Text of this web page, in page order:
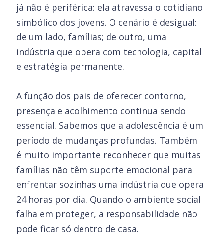
já não é periférica: ela atravessa o cotidiano
simbólico dos jovens. O cenário é desigual:
de um lado, famílias; de outro, uma
indústria que opera com tecnologia, capital
e estratégia permanente.
A função dos pais de oferecer contorno,
presença e acolhimento continua sendo
essencial. Sabemos que a adolescência é um
período de mudanças profundas. Também
é muito importante reconhecer que muitas
famílias não têm suporte emocional para
enfrentar sozinhas uma indústria que opera
24 horas por dia. Quando o ambiente social
falha em proteger, a responsabilidade não
pode ficar só dentro de casa.